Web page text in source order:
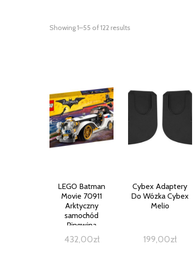
Showing 1–55 of 122 results
LEGO Batman
Movie 70911
Arktyczny
samochód
Pingwina
432,00zł
Cybex Adaptery
Do Wózka Cybex
Melio
199,00zł